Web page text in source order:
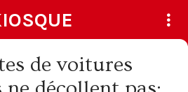
de voitures